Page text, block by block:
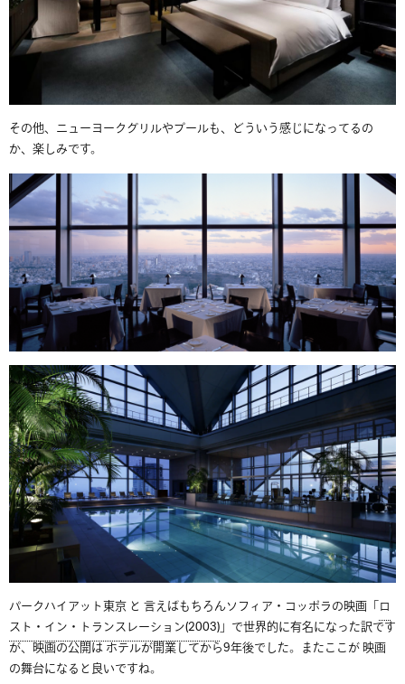
その他、ニューヨークグリルやプールも、どういう感じになってるの
か、楽しみです。
パークハイアット東京 と 言えばもちろんソフィア・コッポラの映画「ロ
スト・イン・トランスレーション(2003)」で世界的に有名になった訳です
が、映画の公開は ホテルが開業してから9年後でした。またここが 映画
の舞台になると良いですね。